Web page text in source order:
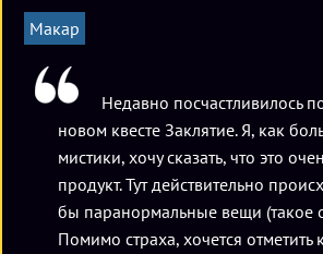
Макар
Недавно посчастливилось
новом квесте Заклятие. Я, как
мистики, хочу сказать, что это
продукт. Тут действительно
бы паранормальные вещи (такое
Помимо страха, хочется